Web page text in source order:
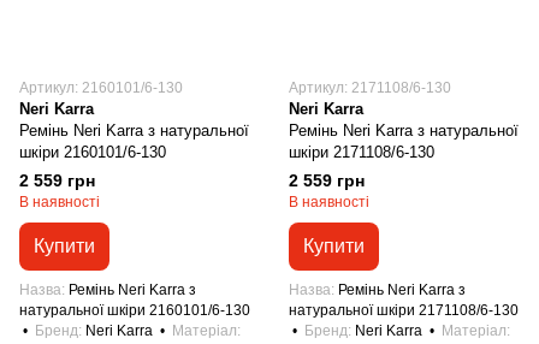
Артикул: 2160101/6-130
Neri Karra
Ремінь Neri Karra з натуральної
шкіри 2160101/6-130
2 559 грн
В наявності
Купити
Назва Ремінь Neri Karra з
натуральної шкіри 2160101/6-130
Бренд Neri Karra
Матеріал
Артикул: 2171108/6-130
Neri Karra
Ремінь Neri Karra з натуральної
шкіри 2171108/6-130
2 559 грн
В наявності
Купити
Назва Ремінь Neri Karra з
натуральної шкіри 2171108/6-130
Бренд Neri Karra
Матеріал